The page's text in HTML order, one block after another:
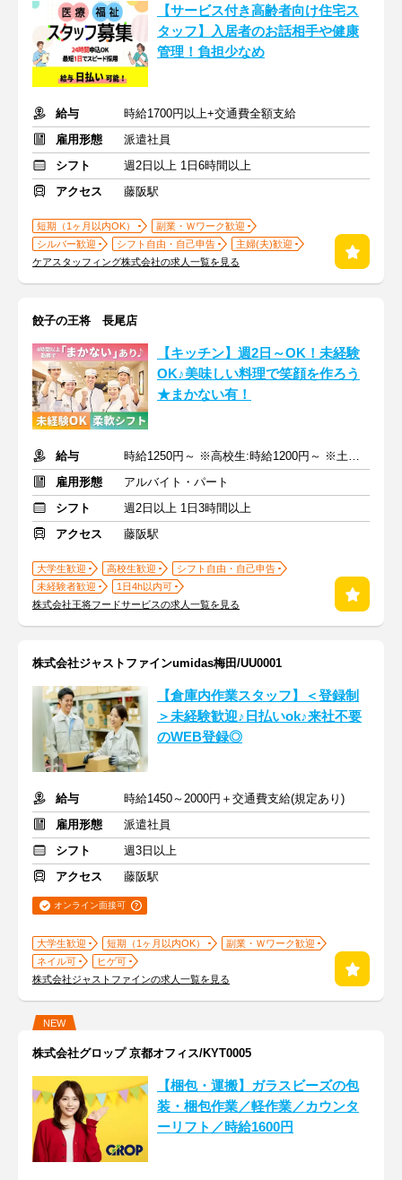
【サービス付き高齢者向け住宅ス
タッフ】入居者のお話相手や健康
管理！負担少なめ
給与
時給1700円以上+交通費全額支給
雇用形態
派遣社員
シフト
週2日以上 1日6時間以上
アクセス
藤阪駅
短期（1ヶ月以内OK）
副業・Ｗワーク歓迎
シルバー歓迎
シフト自由・自己申告
主婦(夫)歓迎
ケアスタッフィング株式会社の求人一覧を見る
餃子の王将 長尾店
【キッチン】週2日～OK！未経験
OK♪美味しい料理で笑顔を作ろう
★まかない有！
給与
時給1250円～ ※高校生:時給1200円～ ※土日祝+50円
雇用形態
アルバイト・パート
シフト
週2日以上 1日3時間以上
アクセス
藤阪駅
大学生歓迎 高校生歓迎
シフト自由・自己申告
未経験者歓迎
1日4h以内可
株式会社王将フードサービスの求人一覧を見る
株式会社ジャストファインumidas梅田/UU0001
【倉庫内作業スタッフ】＜登録制
＞未経験歓迎♪日払いok♪来社不要
のWEB登録◎
給与
時給1450～2000円＋交通費支給(規定あり)
雇用形態
派遣社員
シフト
週3日以上
アクセス
藤阪駅
オンライン面接可
大学生歓迎 短期（1ヶ月以内OK）
副業・Ｗワーク歓迎
ネイル可
ヒゲ可
株式会社ジャストファインの求人一覧を見る
NEW
株式会社グロップ 京都オフィス/KYT0005
【梱包・運搬】ガラスビーズの包
装・梱包作業／軽作業／カウンタ
ーリフト／時給1600円